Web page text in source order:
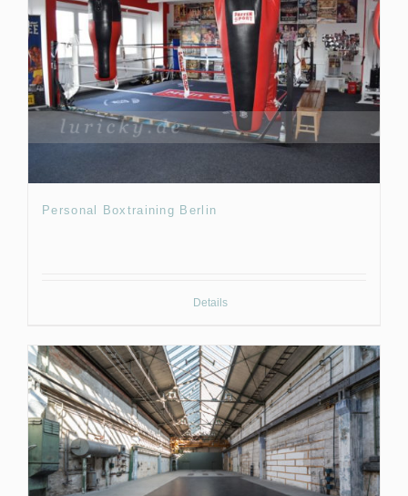
Personal Boxtraining Berlin
Details